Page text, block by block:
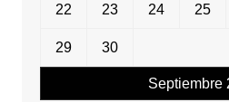
Septiembre
22 23 24 25
29 30